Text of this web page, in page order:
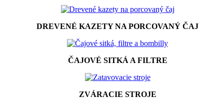
DREVENÉ KAZETY NA PORCOVANÝ ČAJ
ČAJOVÉ SITKÁ A FILTRE
ZVÁRACIE STROJE